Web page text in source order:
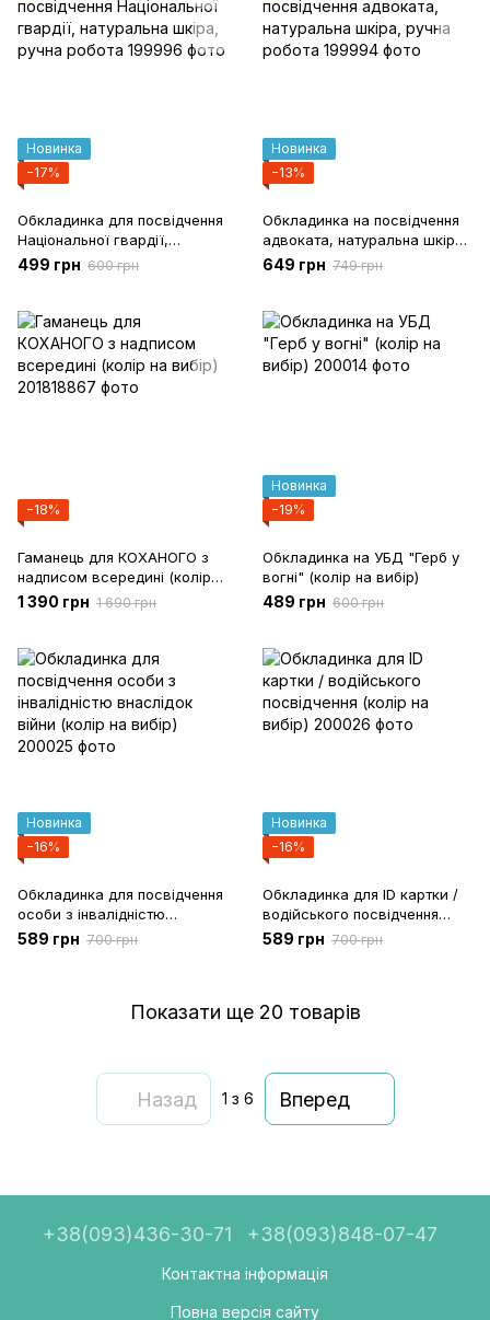
Новинка
−17%
Обкладинка для посвідчення
Національної гвардії,
натуральна шкіра, ручна
робота
499 грн 600 грн
Новинка
−13%
Обкладинка на посвідчення
адвоката, натуральна шкіра,
ручна робота
649 грн 749 грн
−18%
Гаманець для КОХАНОГО з
надписом всередині (колір
на вибір)
1 390 грн 1 690 грн
Новинка
−19%
Обкладинка на УБД "Герб у
вогні" (колір на вибір)
489 грн 600 грн
Новинка
−16%
Обкладинка для посвідчення
особи з інвалідністю
внаслідок війни (колір на
589 грн 700 грн
Новинка
−16%
Обкладинка для ID картки /
водійського посвідчення
(колір на вибір)
589 грн 700 грн
Показати ще 20 товарів
Назад 1 з 6 Вперед
+38(093)436-30-71 +38(093)848-07-47
Контактна інформація
Повна версія сайту